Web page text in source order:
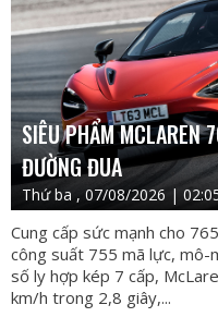
SIÊU PHẨM MCLAREN
ĐƯỜNG ĐUA
Thứ ba , 07/08/2026 |
Cung cấp sức mạnh cho
công suất 755 mã lực, mô-
số ly hợp kép 7 cấp,
km/h trong 2,8 giây,...